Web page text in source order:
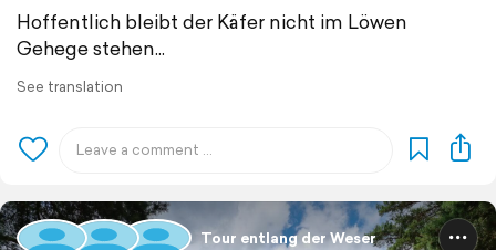
Hoffentlich bleibt der Käfer nicht im Löwen
Gehege stehen...
See translation
Tour entlang der Weser